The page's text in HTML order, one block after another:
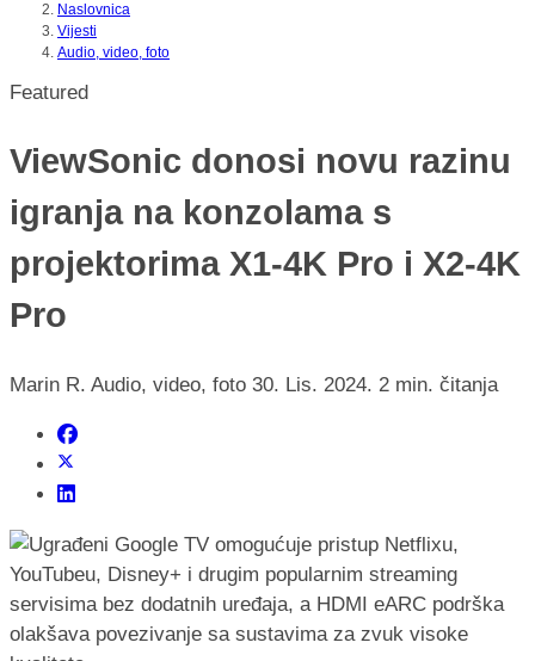
Naslovnica
Vijesti
Audio, video, foto
Featured
ViewSonic donosi novu razinu
igranja na konzolama s
projektorima X1-4K Pro i X2-4K
Pro
Marin R. Audio, video, foto 30. Lis. 2024. 2 min. čitanja